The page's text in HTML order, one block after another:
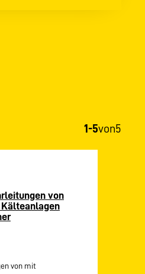
1-5von5
von
von mit